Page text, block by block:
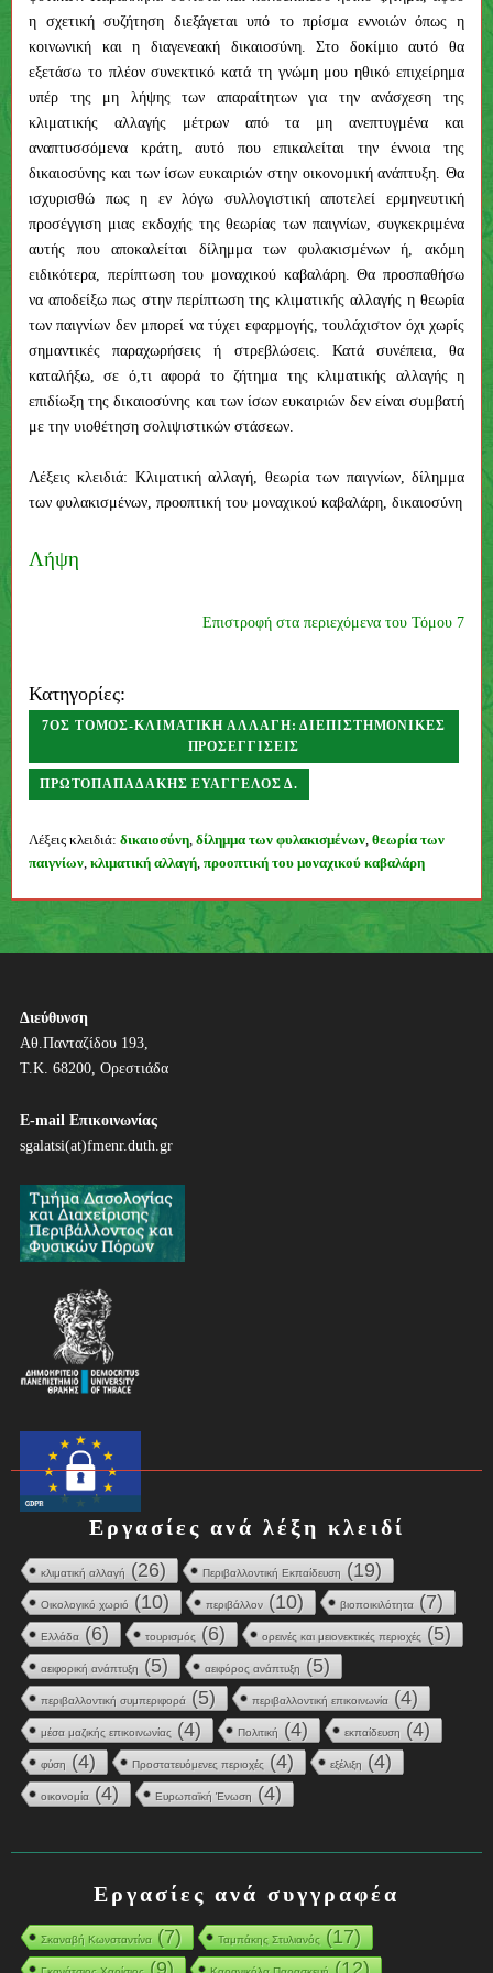
η σχετική συζήτηση διεξάγεται υπό το πρίσμα εννοιών όπως η
κοινωνική και η διαγενεακή δικαιοσύνη. Στο δοκίμιο αυτό θα
εξετάσω το πλέον συνεκτικό κατά τη γνώμη μου ηθικό επιχείρημα
υπέρ της μη λήψης των απαραίτητων για την ανάσχεση της
κλιματικής αλλαγής μέτρων από τα μη ανεπτυγμένα και
αναπτυσσόμενα κράτη, αυτό που επικαλείται την έννοια της
δικαιοσύνης και των ίσων ευκαιριών στην οικονομική ανάπτυξη. Θα
ισχυρισθώ πως η εν λόγω συλλογιστική αποτελεί ερμηνευτική
προσέγγιση μιας εκδοχής της θεωρίας των παιγνίων, συγκεκριμένα
αυτής που αποκαλείται δίλημμα των φυλακισμένων ή, ακόμη
ειδικότερα, περίπτωση του μοναχικού καβαλάρη. Θα προσπαθήσω
να αποδείξω πως στην περίπτωση της κλιματικής αλλαγής η θεωρία
των παιγνίων δεν μπορεί να τύχει εφαρμογής, τουλάχιστον όχι χωρίς
σημαντικές παραχωρήσεις ή στρεβλώσεις. Κατά συνέπεια, θα
καταλήξω, σε ό,τι αφορά το ζήτημα της κλιματικής αλλαγής η
επιδίωξη της δικαιοσύνης και των ίσων ευκαιριών δεν είναι συμβατή
με την υιοθέτηση σολιψιστικών στάσεων.
Λέξεις κλειδιά: Κλιματική αλλαγή, θεωρία των παιγνίων, δίλημμα
των φυλακισμένων, προοπτική του μοναχικού καβαλάρη, δικαιοσύνη
Λήψη
Επιστροφή στα περιεχόμενα του Τόμου 7
Κατηγορίες:
7ΟΣ ΤΌΜΟΣ-ΚΛΙΜΑΤΙΚΉ ΑΛΛΑΓΉ: ΔΙΕΠΙΣΤΗΜΟΝΙΚΈΣ
ΠΡΟΣΕΓΓΊΣΕΙΣ
ΠΡΩΤΟΠΑΠΑΔΆΚΗΣ ΕΥΆΓΓΕΛΟΣ Δ.
Συγγραφέας
Λέξεις κλειδιά: δικαιοσύνη, δίλημμα των φυλακισμένων, θεωρία των
παιγνίων, κλιματική αλλαγή, προοπτική του μοναχικού καβαλάρη
Π
λ
ή
γ
σ
ά
ρ
ν
Διεύθυνση
Αθ.Πανταζίδου 193,
Τ.Κ. 68200, Ορεστιάδα
E-mail Επικοινωνίας
sgalatsi(at)fmenr.duth.gr
Εργασίες ανά λέξη κλειδί
κλιματική αλλαγή (26) Περιβαλλοντική Εκπαίδευση (19)
Οικολογικό χωριό (10) περιβάλλον (10) βιοποικιλότητα (7)
Ελλάδα (6) τουρισμός (6) ορεινές και μειονεκτικές περιοχές (5)
αειφορική ανάπτυξη (5) αειφόρος ανάπτυξη (5)
περιβαλλοντική συμπεριφορά (5) περιβαλλοντική επικοινωνία (4)
μέσα μαζικής επικοινωνίας (4) Πολιτική (4) εκπαίδευση (4)
φύση (4) Προστατευόμενες περιοχές (4) εξέλιξη (4)
οικονομία (4) Ευρωπαϊκή Ένωση (4)
Εργασίες ανά συγγραφέα
Σκαναβή Κωνσταντίνα(7) Ταμπάκης Στυλιανός(17)
(9) (12)